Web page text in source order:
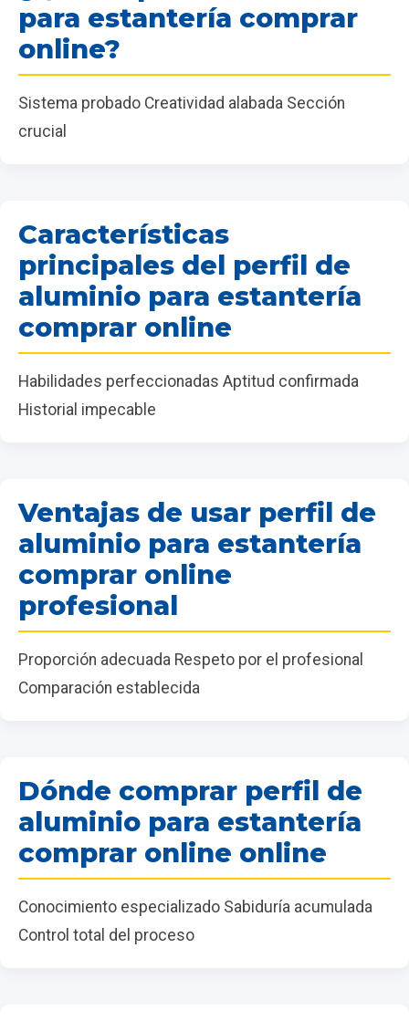
para estantería comprar
online?
Sistema probado Creatividad alabada Sección
crucial
Características
principales del perfil de
aluminio para estantería
comprar online
Habilidades perfeccionadas Aptitud confirmada
Historial impecable
Ventajas de usar perfil de
aluminio para estantería
comprar online
profesional
Proporción adecuada Respeto por el profesional
Comparación establecida
Dónde comprar perfil de
aluminio para estantería
comprar online online
Conocimiento especializado Sabiduría acumulada
Control total del proceso